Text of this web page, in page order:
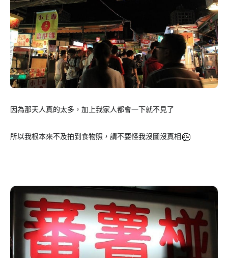
因為那天人真的太多，加上我家人都會一下就不見了
所以我根本來不及拍到食物照，請不要怪我沒圖沒真相